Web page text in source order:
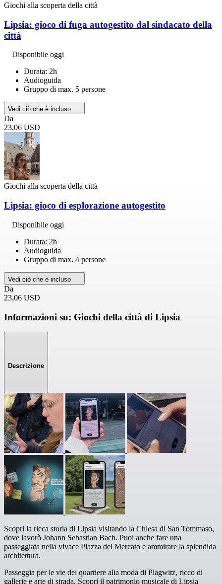
Giochi alla scoperta della città
Lipsia: gioco di fuga autogestito dal sindacato della
città
Disponibile oggi
Durata: 2h
Audioguida
Gruppo di max. 5 persone
Vedi ciò che è incluso
Da
23,06 USD
Giochi alla scoperta della città
Lipsia: gioco di esplorazione autogestito
Disponibile oggi
Durata: 2h
Audioguida
Gruppo di max. 4 persone
Vedi ciò che è incluso
Da
23,06 USD
Informazioni su: Giochi della città di Lipsia
Descrizione
Scopri la ricca storia di Lipsia visitando la Chiesa di San Tommaso,
dove lavorò Johann Sebastian Bach. Puoi anche fare una
passeggiata nella vivace Piazza del Mercato e ammirare la splendida
architettura.
Passeggia per le vie del quartiere alla moda di Plagwitz, ricco di
gallerie e arte di strada. Scopri il patrimonio musicale di Lipsia